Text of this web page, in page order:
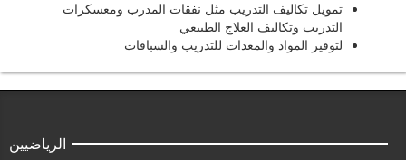
تمويل تكاليف التدريب مثل نفقات المدرب ومعسكرات
التدريب وتكاليف العلاج الطبيعي
لتوفير المواد والمعدات للتدريب والسباقات
الرياضيين